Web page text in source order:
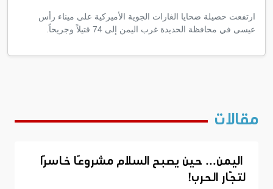
ارتفعت حصيلة ضحايا الغارات الجوية الأميركية على ميناء رأس
عيسى في محافظة الحديدة غرب اليمن إلى 74 قتيلاً وجريحاً.
مقالات
اليمن… حين يصبح السلام مشروعًا خاسرًا
لتجّار الحرب!